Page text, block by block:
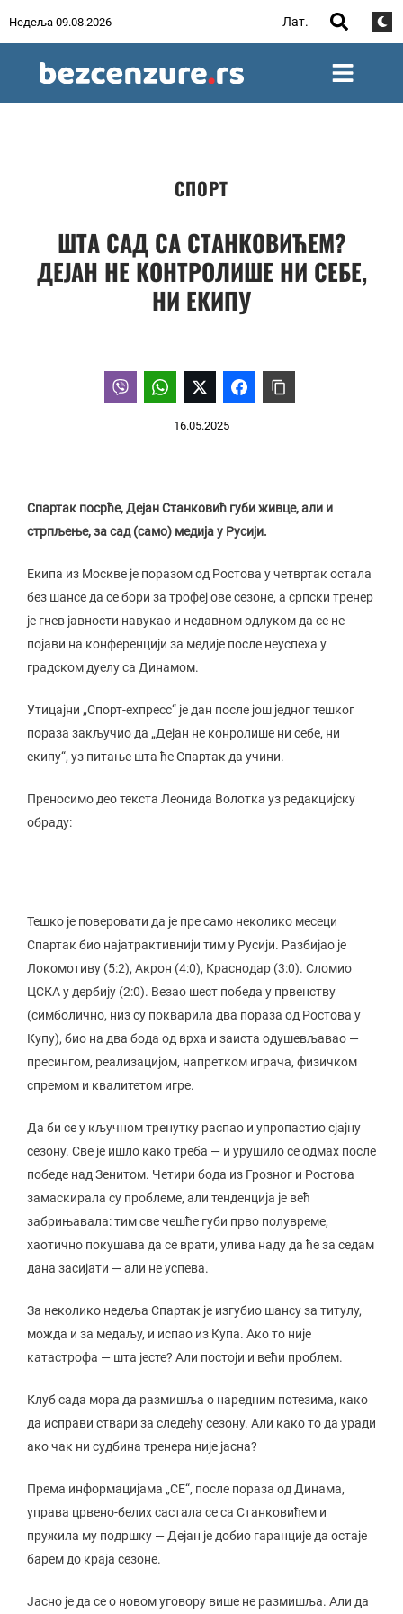
Недеља 09.08.2026 Лат.
СПОРТ
ШТА САД СА СТАНКОВИЋЕМ?
ДЕЈАН НЕ КОНТРОЛИШЕ НИ СЕБЕ,
НИ ЕКИПУ
16.05.2025
Спартак посрће, Дејан Станковић губи живце, али и
стрпљење, за сад (само) медија у Русији.
Екипа из Москве је поразом од Ростова у четвртак остала
без шансе да се бори за трофеј ове сезоне, а српски тренер
је гнев јавности навукао и недавном одлуком да се не
појави на конференцији за медије после неуспеха у
градском дуелу са Динамом.
Утицајни „Спорт-еxпресс“ је дан после још једног тешког
пораза закључио да „Дејан не конролише ни себе, ни
екипу“, уз питање шта ће Спартак да учини.
Преносимо део текста Леонида Волотка уз редакцијску
обраду:
Тешко је поверовати да је пре само неколико месеци
Спартак био најатрактивнији тим у Русији. Разбијао је
Локомотиву (5:2), Акрон (4:0), Краснодар (3:0). Сломио
ЦСКА у дербију (2:0). Везао шест победа у првенству
(симболично, низ су покварила два пораза од Ростова у
Купу), био на два бода од врха и заиста одушевљавао —
пресингом, реализацијом, напретком играча, физичком
спремом и квалитетом игре.
Да би се у кључном тренутку распао и упропастио сјајну
сезону. Све је ишло како треба — и урушило се одмах после
победе над Зенитом. Четири бода из Грозног и Ростова
замаскирала су проблеме, али тенденција је већ
забрињавала: тим све чешће губи прво полувреме,
хаотично покушава да се врати, улива наду да ће за седам
дана засијати — али не успева.
За неколико недеља Спартак је изгубио шансу за титулу,
можда и за медаљу, и испао из Купа. Ако то није
катастрофа — шта јесте? Али постоји и већи проблем.
Клуб сада мора да размишља о наредним потезима, како
да исправи ствари за следећу сезону. Али како то да уради
ако чак ни судбина тренера није јасна?
Према информацијама „СЕ“, после пораза од Динама,
управа црвено-белих састала се са Станковићем и
пружила му подршку — Дејан је добио гаранције да остаје
барем до краја сезоне.
Јасно је да се о новом уговору више не размишља. Али да